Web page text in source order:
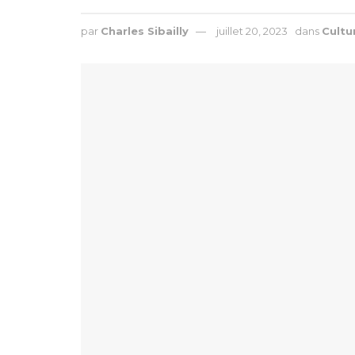
par Charles Sibailly juillet 20, 2023 dans